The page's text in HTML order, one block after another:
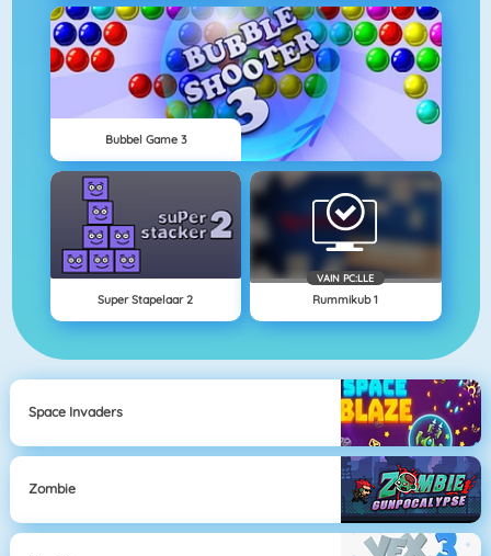
Bubbel Game 3
Super Stapelaar 2
VAIN PC:LLE
Rummikub 1
Space Invaders
Zombie